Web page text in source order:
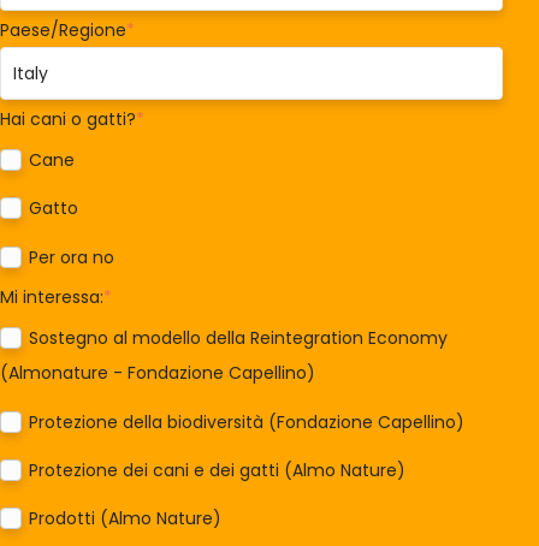
Paese/Regione*
Hai cani o gatti?*
Cane
Gatto
Per ora no
Mi interessa:*
Sostegno al modello della Reintegration Economy
(Almonature - Fondazione Capellino)
Protezione della biodiversità (Fondazione Capellino)
Protezione dei cani e dei gatti (Almo Nature)
Prodotti (Almo Nature)